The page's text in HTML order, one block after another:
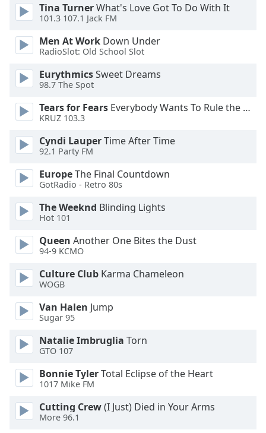
modal
window.
Beginning
dialog
window.
Escape
and
close
window.
Text
Color
Opacity
Text
Background
Color
Opacity
Caption
Background
Color
Tina TurnerWhat's Love Got To Do With It
101.3 107.1 Jack FM
Men At Work Down Under
RadioSlot: Old School Slot
EurythmicsSweet Dreams
98.7 The Spot
Tears for Fears Everybody Wants To Rule the World
KRUZ 103.3
Cyndi LauperTime After Time
92.1 Party FM
EuropeThe Final Countdown
GotRadio - Retro 80s
The Weeknd Blinding Lights
Hot 101
Queen Another One Bites the Dust
94-9 KCMO
Culture Club Karma Chameleon
WOGB
Van Halen Jump
Sugar 95
Natalie Imbruglia Torn
GTO 107
Bonnie TylerTotal Eclipse of the Heart
1017 Mike FM
Cutting Crew(I Just) Died in Your Arms
More 96.1